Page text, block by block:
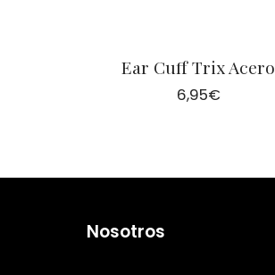
Ear Cuff Trix Acero
6,95€
Nosotros